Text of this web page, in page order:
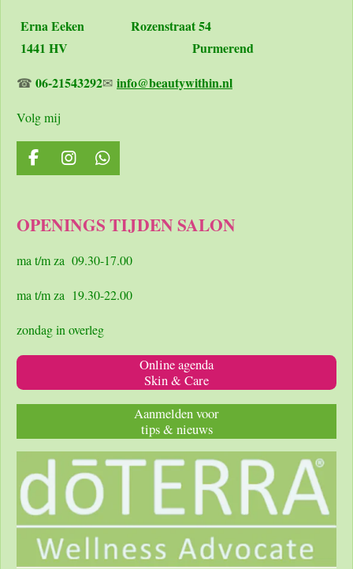
Erna Eeken Rozenstraat 54
1441 HV Purmerend
☎ 06-21543292✉ info@beautywithin.nl
Volg mij
F
a
b
o
I
n
a
r
m
W
h
s
p
OPENINGS TIJDEN SALON
ma t/m za 09.30-17.00
ma t/m za 19.30-22.00
zondag in overleg
Online agenda
Skin & Care
Aanmelden voor
tips & nieuws